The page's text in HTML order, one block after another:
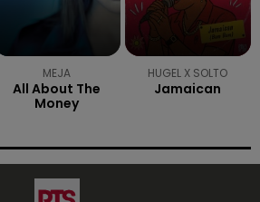
MEJA
All About The
Money
HUGEL X SOLTO
Jamaican